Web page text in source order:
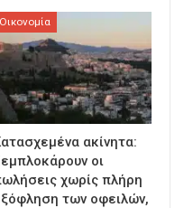
Οικονομία
ακίνητα:
οι
χωρίς πλήρη
των οφειλών,